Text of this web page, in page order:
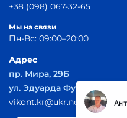
+38 (098) 067-32-65
Мы на связи
Пн-Вс: 09:00–20:00
Адрес
пр. Мира, 29Б
ул. Эдуарда Фукса 55
vikont.kr@ukr.net